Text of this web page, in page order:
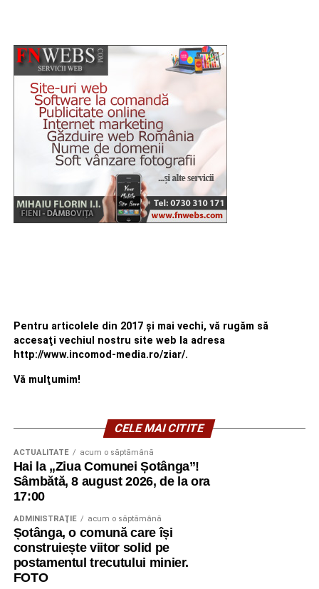
Pentru articolele din 2017 şi mai vechi, vă rugăm să
accesaţi vechiul nostru site web la adresa
http://www.incomod-media.ro/ziar/.
Vă mulţumim!
CELE MAI CITITE
ACTUALITATE acum o săptămână
Hai la „Ziua Comunei Șotânga”!
Sâmbătă, 8 august 2026, de la ora
17:00
ADMINISTRAŢIE acum o săptămână
Șotânga, o comună care își
construiește viitor solid pe
postamentul trecutului minier.
FOTO